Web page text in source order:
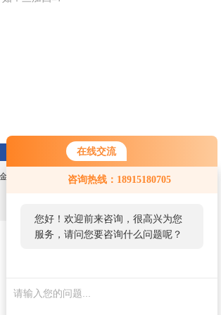
在线交流
咨询热线：18915180705
您好！欢迎前来咨询，很高兴为您
服务，请问您要咨询什么问题呢？
属温度计、数显